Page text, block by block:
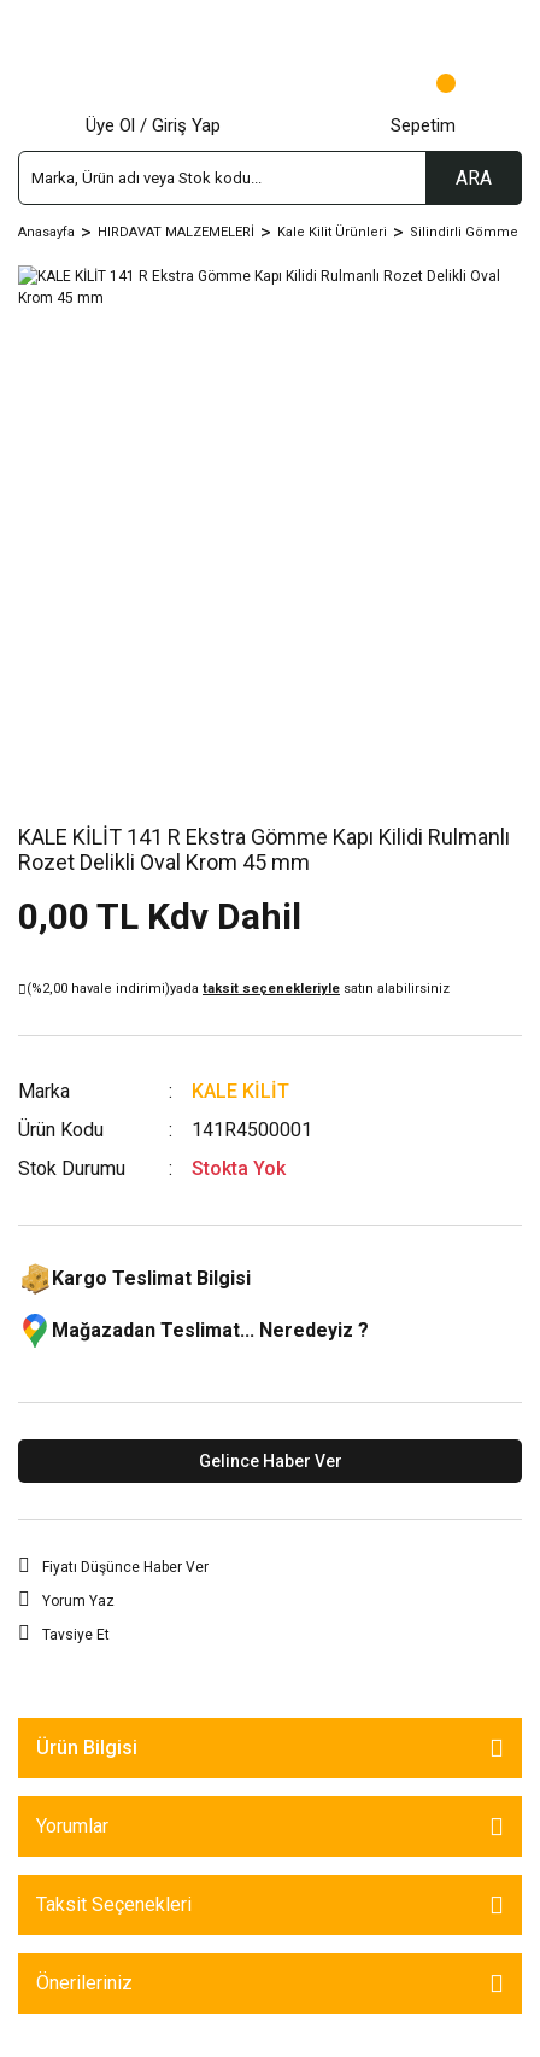
ARA
Üye Ol / Giriş Yap Sepetim
Anasayfa HIRDAVAT MALZEMELERİ Kale Kilit Ürünleri Silindirli Gömme
KALE KİLİT 141 R Ekstra Gömme Kapı Kilidi Rulmanlı
Rozet Delikli Oval Krom 45 mm
0,00 TL Kdv Dahil
(%2,00 havale indirimi)yada taksit seçenekleriyle satın alabilirsiniz
Marka
KALE KİLİT
Ürün Kodu
141R4500001
Stok Durumu
Stokta Yok
Kargo Teslimat Bilgisi
Mağazadan Teslimat... Neredeyiz ?
Gelince Haber Ver
Fiyatı Düşünce Haber Ver
Yorum Yaz
Tavsiye Et
Ürün Bilgisi
Yorumlar
Taksit Seçenekleri
Önerileriniz